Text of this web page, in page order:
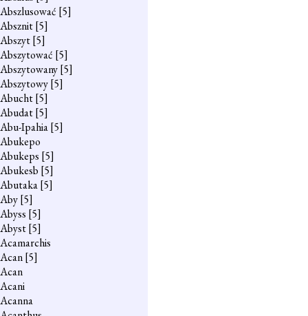
Abszlusować [5]
Absznit[5]
Abszyt[5]
Abszytować [5]
Abszytowany[5]
Abszytowy[5]
Abucht[5]
Abudat[5]
Abu-Ipahia[5]
Abukepo
Abukeps [5]
Abukesb [5]
Abutaka[5]
Aby[5]
Abyss [5]
Abyst[5]
Acamarchis
Acan[5]
Acan
Acani
Acanna